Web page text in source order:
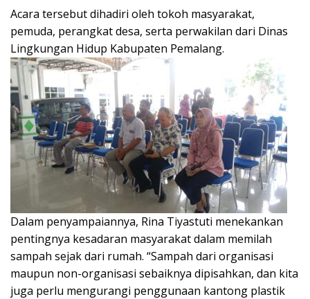
Acara tersebut dihadiri oleh tokoh masyarakat,
pemuda, perangkat desa, serta perwakilan dari Dinas
Lingkungan Hidup Kabupaten Pemalang.
Dalam penyampaiannya, Rina Tiyastuti menekankan
pentingnya kesadaran masyarakat dalam memilah
sampah sejak dari rumah. “Sampah dari organisasi
maupun non-organisasi sebaiknya dipisahkan, dan kita
juga perlu mengurangi penggunaan kantong plastik